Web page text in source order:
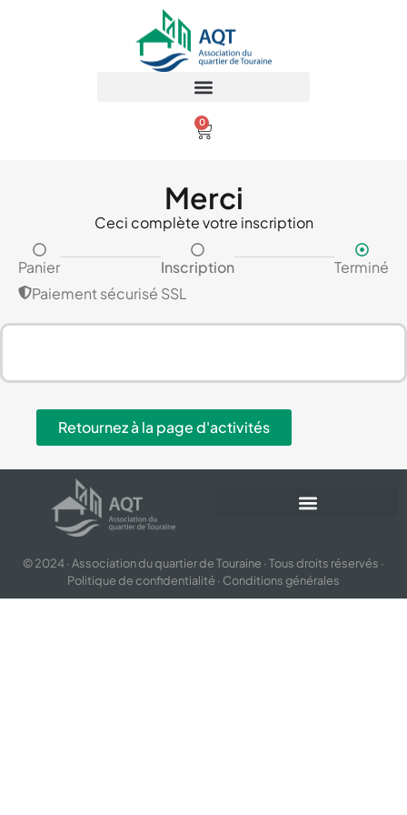
0
Merci
Ceci complète votre inscription
Panier Inscription
Terminé
Paiement sécurisé SSL
Retournez à la page d'activités
© 2024 · Association du quartier de Touraine · Tous droits réservés ·
Politique de confidentialité · Conditions générales